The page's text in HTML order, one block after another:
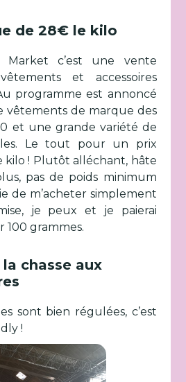
de 28€ le kilo
Market c’est une vente
et accessoires
programme est annoncé
vêtements de marque des
et une grande variété de
Le tout pour un prix
kilo ! Plutôt alléchant, hâte
pas de poids minimum
de m’acheter simplement
je peux et je paierai
100 grammes.
la chasse aux
sont bien régulées, c’est
!